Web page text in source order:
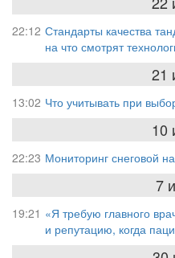
22:12 Стандарты качества
на что смотрят
21
13:02 Что учитывать при
10
22:23 Мониторинг снеговой
7
19:21 «Я требую главного
и репутацию, когда